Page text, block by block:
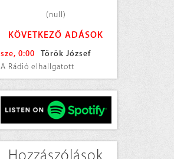
(null)
KÖVETKEZŐ ADÁSOK
sze, 0:00
Török József
A Rádió elhallgatott
Hozzászólások